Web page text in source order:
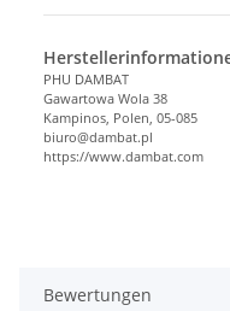
PHU DAMBAT
Gawartowa Wola 38
Kampinos, Polen, 05-085
biuro@dambat.pl
https://www.dambat.com
Bewertungen